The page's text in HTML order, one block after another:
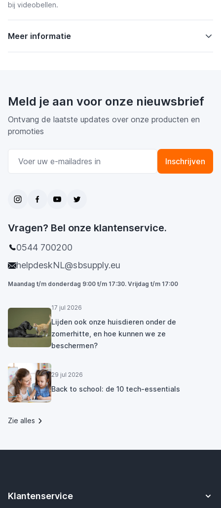
bij videobellen.
Meer informatie
Meld je aan voor onze nieuwsbrief
Ontvang de laatste updates over onze producten en
promoties
Inschrijven
Vragen? Bel onze klantenservice.
0544 700200
helpdeskNL@sbsupply.eu
Maandag t/m donderdag 9:00 t/m 17:30. Vrijdag t/m 17:00
17 jul 2026
Lijden ook onze huisdieren onder de
zomerhitte, en hoe kunnen we ze
beschermen?
29 jul 2026
Back to school: de 10 tech-essentials
Zie alles
Klantenservice